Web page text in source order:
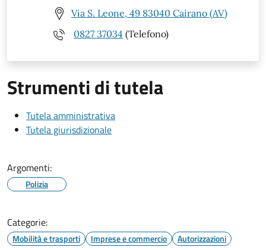
Via S. Leone, 49 83040 Cairano (AV)
0827 37034 (Telefono)
Strumenti di tutela
Tutela amministrativa
Tutela giurisdizionale
Argomenti:
Polizia
Categorie:
Mobilità e trasporti Imprese e commercio Autorizzazioni